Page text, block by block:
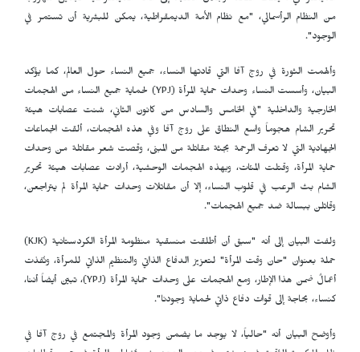
من النظام الرأسمالي، "مع نظام الأمة الديمقراطية، يمكن للبشرية أن تستمر في
الوجود".
وألهمت الثورة في روج آفا التي قادتها النساء، جميع النساء حول العالم، كما يؤكد
البيان، وأسست النساء وحدات حماية المرأة (YPJ) لحماية جميع النساء من الهجمات
الخارجية والداخلية "في الخامس والسادس من كانون الثاني، شنت عصابات هيئة
تحرير الشام هجوماً واسع النطاق على روج آفا وفي هذه الهجمات، ألقت الجماعات
الجهادية التي لا تعرف الرحمة بجثة مقاتلة من المبنى، وقصت شعر مقاتلة من وحدات
حماية المرأة، وقتلت المئات، وبهذه الهجمات الوحشية، أرادت عصابات هيئة تحرير
الشام بث الرعب في قلوب النساء، إلا أن مقاتلات وحدات حماية المرأة لم يتراجعن،
وقاتلن ببسالة ضد جميع الهجمات".
ولفت البيان إلى أنه "سبق أن أطلقت منسقية منظومة المرأة الكردستانية (KJK
)
حملة بعنوان "حان وقت المرأة" لتعزيز الدفاع الذاتي والتنظيم الذاتي للمرأة، ونُفذت
أعمالٌ ضمن هذا الإطار، ومع الهجمات على وحدات حماية المرأة (YPJ)، تبيّن أيضاً أننا،
كنساء، بحاجة إلى قوات دفاع ذاتي لحماية وجودنا".
وأوضح البيان أنه "حالياً، لا يوجد ما يضمن وجود المرأة والمجتمع في روج آفا في